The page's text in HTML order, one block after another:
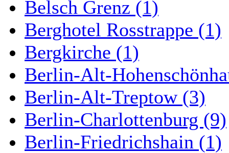
Belsch Grenz (1)
Berghotel Rosstrappe (1)
Bergkirche (1)
Berlin-Alt-
Berlin-Alt-Treptow (3)
Berlin-Charlottenburg (9)
Berlin-Friedrichshain (1)